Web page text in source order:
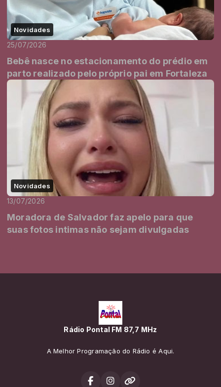
Novidades
25/07/2026
Bebê nasce no estacionamento do prédio em
parto realizado pelo próprio pai em Fortaleza
Novidades
13/07/2026
Moradora de Salvador faz apelo para que
suas fotos intimas não sejam divulgadas
Rádio Pontal FM 87,7 MHz
A Melhor Programação do Rádio é Aqui.